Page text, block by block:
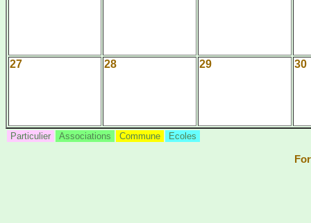
27 28 29 30
Particulier Associations Commune Ecoles